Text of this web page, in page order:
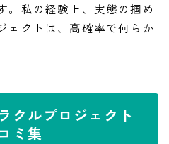
。私の経験上、実態の掴め
ェクトは、高確率で何らか
クルプロジェクト
ミ集